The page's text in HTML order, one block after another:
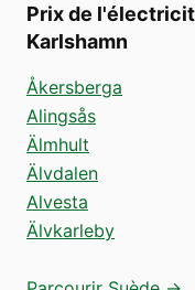
Prix de
Karlshamn
Åkersberga
Alingsås
Älmhult
Älvdalen
Alvesta
Älvkarleby